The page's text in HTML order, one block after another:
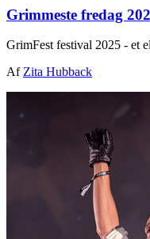
Grimmeste fredag
GrimFest festival 2025 - et
Af Zita Hubback